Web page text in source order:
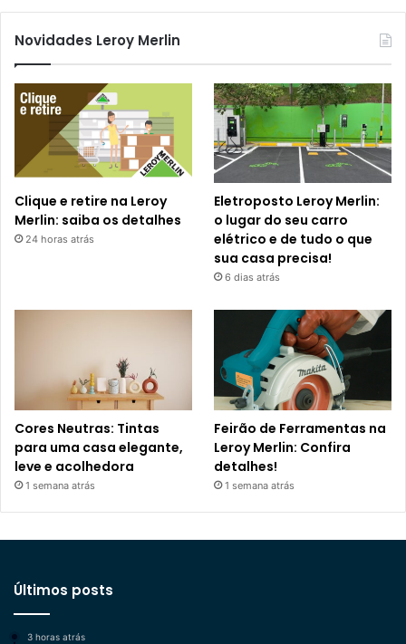
Novidades Leroy Merlin
Clique e retire na Leroy
Merlin: saiba os detalhes
24 horas atrás
Eletroposto Leroy Merlin:
o lugar do seu carro
elétrico e de tudo o que
sua casa precisa!
6 dias atrás
Cores Neutras: Tintas
para uma casa elegante,
leve e acolhedora
1 semana atrás
Feirão de Ferramentas na
Leroy Merlin: Confira
detalhes!
1 semana atrás
Últimos posts
3 horas atrás